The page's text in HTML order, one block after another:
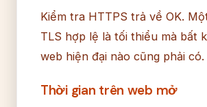
Kiểm tra HTTPS trả về OK.
TLS hợp lệ là tối thiểu mà bất
web hiện đại nào cũng phải có.
Thời gian trên web mở